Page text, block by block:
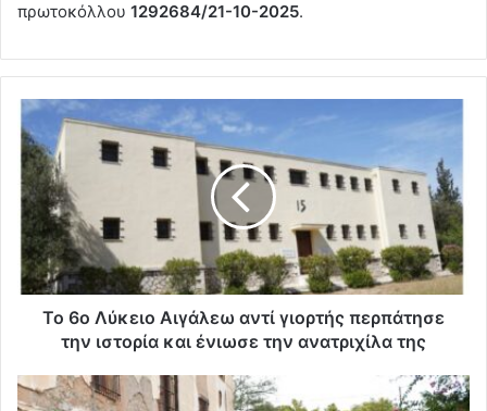
πρωτοκόλλου 1292684/21-10-2025.
Το 6ο Λύκειο Αιγάλεω αντί γιορτής περπάτησε
την ιστορία και ένιωσε την ανατριχίλα της